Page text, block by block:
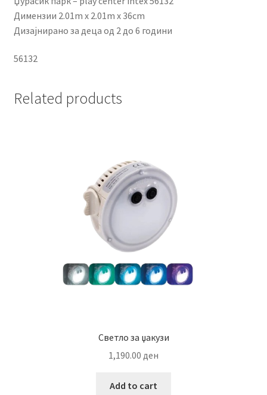
Димензии 2.01m x 2.01m x 36cm
Дизајнирано за деца од 2 до 6 години
56132
Related products
Светло за џакузи
1,190.00 ден
Add to cart